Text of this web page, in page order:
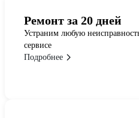
Ремонт за 20 дней
Устраним любую
сервисе
Подробнее